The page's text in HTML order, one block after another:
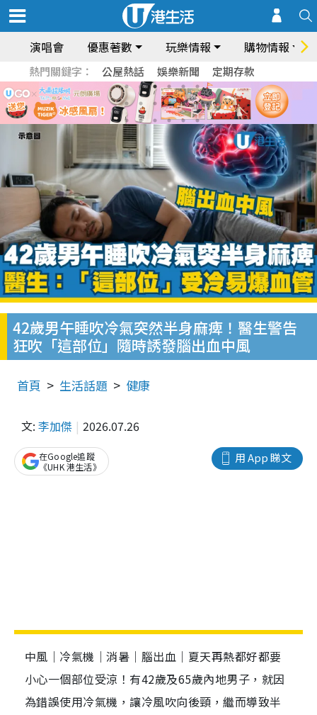
演唱會 優惠著數 玩樂情報 購物情報
熱門關鍵字： 公屋熱話 娛樂新聞 定期存款
42歲男午睡吹冷氣突然半身麻痺！醫生警告
狂吹「這部位」隨時誘發腦出血中風
首頁 生活話題 健康
文: 李加傑 2026.07.26
用 App 睇文
在Google追蹤
《UHK 港生活》
中風｜冷氣機｜消暑｜腦出血｜夏天再熱都好都要
小心一個部位受涼！有42歲及65歲內地男子，就因
為錯誤使用冷氣機，讓冷風吹向後頸，繼而導致半